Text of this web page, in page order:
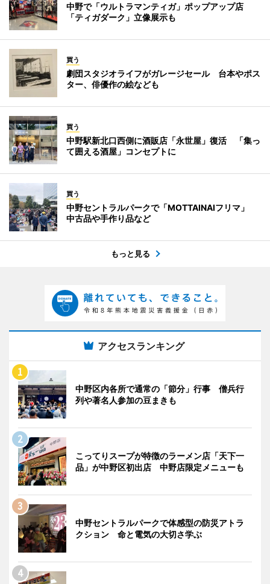
中野で「ウルトラマンティガ」ポップアップ店
「ティガダーク」立像展示も
買う
劇団スタジオライフがガレージセール 台本やポス
ター、俳優作の絵なども
買う
中野駅新北口西側に酒販店「永世屋」復活 「集っ
て囲える酒屋」コンセプトに
買う
中野セントラルパークで「MOTTAINAIフリマ」
中古品や手作り品など
もっと見る
アクセスランキング
中野区内各所で通常の「節分」行事 僧兵行
列や著名人参加の豆まきも
こってりスープが特徴のラーメン店「天下一
品」が中野区初出店 中野店限定メニューも
中野セントラルパークで体感型の防災アトラ
クション 命と電気の大切さ学ぶ